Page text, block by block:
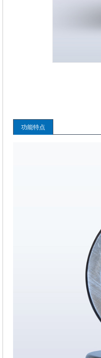
功能特点